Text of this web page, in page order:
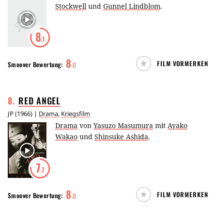
8.1
Stockwell und Gunnel Lindblom.
Smoover Bewertung: 8.0 FILM VORMERKEN
8. REDANGEL
JP(1966) | Drama, Kriegsfilm
7.7
Drama von Yasuzo Masumura mit Ayako
Wakao und Shinsuke Ashida.
Smoover Bewertung: 8.0 FILM VORMERKEN